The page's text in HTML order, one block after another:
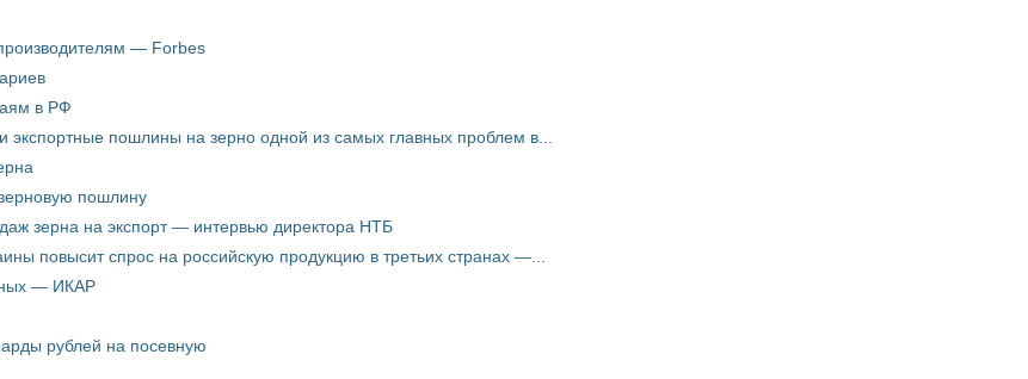
— Forbes
в РФ
пошлины на зерно одной из самых главных проблем в...
пошлину
зерна на экспорт — интервью директора НТБ
повысит спрос на российскую продукцию в третьих странах —...
— ИКАР
рублей на посевную